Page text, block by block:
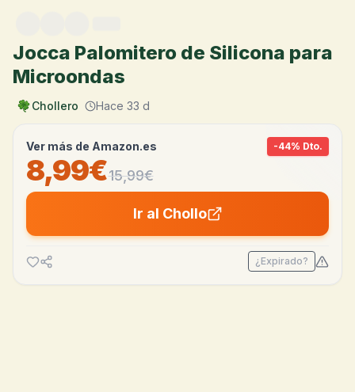
Jocca Palomitero de Silicona para
Microondas
Chollero Hace 33 d
Ver más de Amazon.es -44% Dto.
8,99€15,99€
Ir al Chollo
¿Expirado?